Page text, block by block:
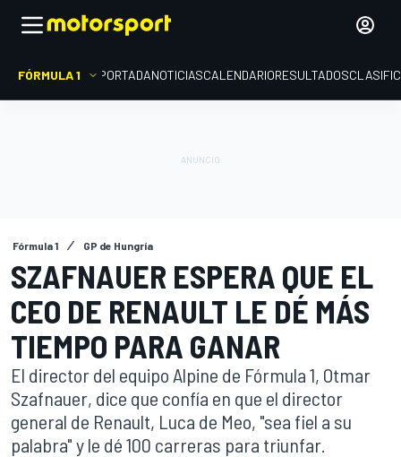
FÓRMULA 1 PORTADANOTICIASCALENDARIORESULTADOS
Fórmula 1 GP de Hungría
SZAFNAUER ESPERA QUE EL
CEO DE RENAULT LE DÉ MÁS
TIEMPO PARA GANAR
El director del equipo Alpine de Fórmula 1, Otmar
Szafnauer, dice que confía en que el director
general de Renault, Luca de Meo, "sea fiel a su
palabra" y le dé 100 carreras para triunfar.